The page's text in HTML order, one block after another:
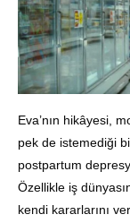
Eva’nın hikâyesi,
pek de istemediği
postpartum
Özellikle iş
kendi kararlarını